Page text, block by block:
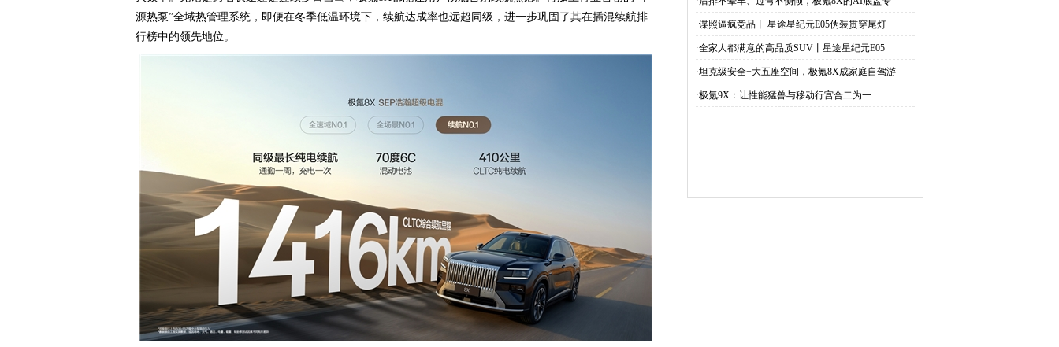
源热泵”全域热管理系统，即便在冬季低温环境下，续航达成率也远超同级，进一步巩固了其在插混续航排
行榜中的领先地位。
·谍照逼疯竞品丨 星途星纪元E05伪装贯穿尾灯
·全家人都满意的高品质SUV丨星途星纪元E05
·坦克级安全+大五座空间，极氪8X成家庭自驾游
·极氪9X：让性能猛兽与移动行宫合二为一